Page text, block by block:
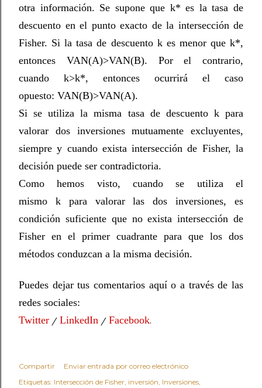
otra información. Se supone que k* es la tasa de
descuento en el punto exacto de la intersección de
Fisher. Si la tasa de descuento k es menor que k*,
entonces VAN(A)>VAN(B). Por el contrario,
cuando k>k*, entonces ocurrirá el caso
opuesto: VAN(B)>VAN(A).
Si se utiliza la misma tasa de descuento k para
valorar dos inversiones mutuamente excluyentes,
siempre y cuando exista intersección de Fisher, la
decisión puede ser contradictoria.
Como hemos visto, cuando se utiliza el
mismo k para valorar las dos inversiones, es
condición suficiente que no exista intersección de
Fisher en el primer cuadrante para que los dos
métodos conduzcan a la misma decisión.
Puedes dejar tus comentarios aquí o a través de las
redes sociales:
Twitter / LinkedIn / Facebook.
Compartir
Enviar entrada por correo electrónico
Etiquetas: Intersección de Fisher inversión Inversiones